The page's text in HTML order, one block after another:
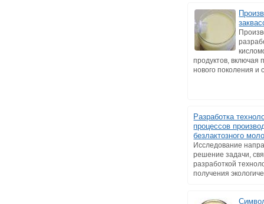
продуктов, включая
нового поколения и
Разработка
процессов
безлактозного
Исследование
решение задачи,
разработкой
получения